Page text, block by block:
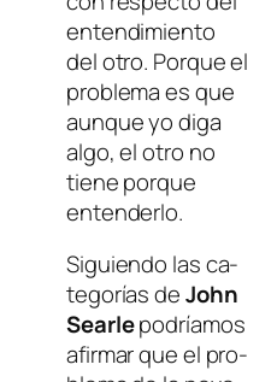
en­ten­di­mien­to
del otro. Porque el
pro­ble­ma es que
aun­que yo di­ga
al­go, el otro no
tie­ne por­que
entenderlo.
Siguiendo las ca­
te­go­rías deJohn
Searlepo­dría­mos
afir­mar que el pro­